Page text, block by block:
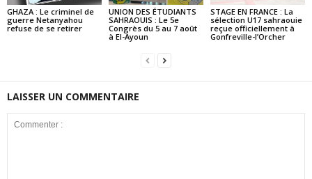
GHAZA : Le criminel de
guerre Netanyahou
refuse de se retirer
UNION DES ÉTUDIANTS
SAHRAOUIS : Le 5e
Congrès du 5 au 7 août
à El-Ayoun
STAGE EN FRANCE : La
sélection U17 sahraouie
reçue officiellement à
Gonfreville-l’Orcher
LAISSER UN COMMENTAIRE